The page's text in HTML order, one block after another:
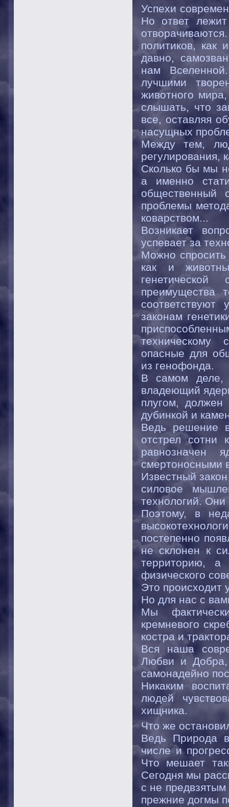
Успехи
Но ответ
политиков,
давно,
нам
лучшими
животного
слышать, что
все, оставляя
насущных
Между тем,
регулирования,
Сколько бы мы
а именно
общественный
проблемы
коварством...
Возникает
успевает за
Можно
как и
преимущества
законам
техническому
опасные для
из генофонда.
В самом деле,
владеющий
плугом, должен
дубинкой и
Ведь решение
отстрел сотни
равнозначен
смертоносными
Известный
силовое
технологий.
Поэтому, в
постепенно
не склонен к
территорию,
физического
Это происходит
Но для нас с
Мы
кремневого
костра и
Вся наша
Любви и Добра,
самонадейно
Никаким
людей
хищника.
Что же
Ведь Природа
числе и
Что мешает
Сегодня мы
с не
прежние догмы